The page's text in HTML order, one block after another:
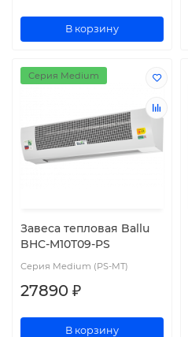
В корзину
Серия Medium
Завеса тепловая Ballu
BHC-M10T09-PS
Серия Medium (PS-MT)
27890 ₽
В корзину